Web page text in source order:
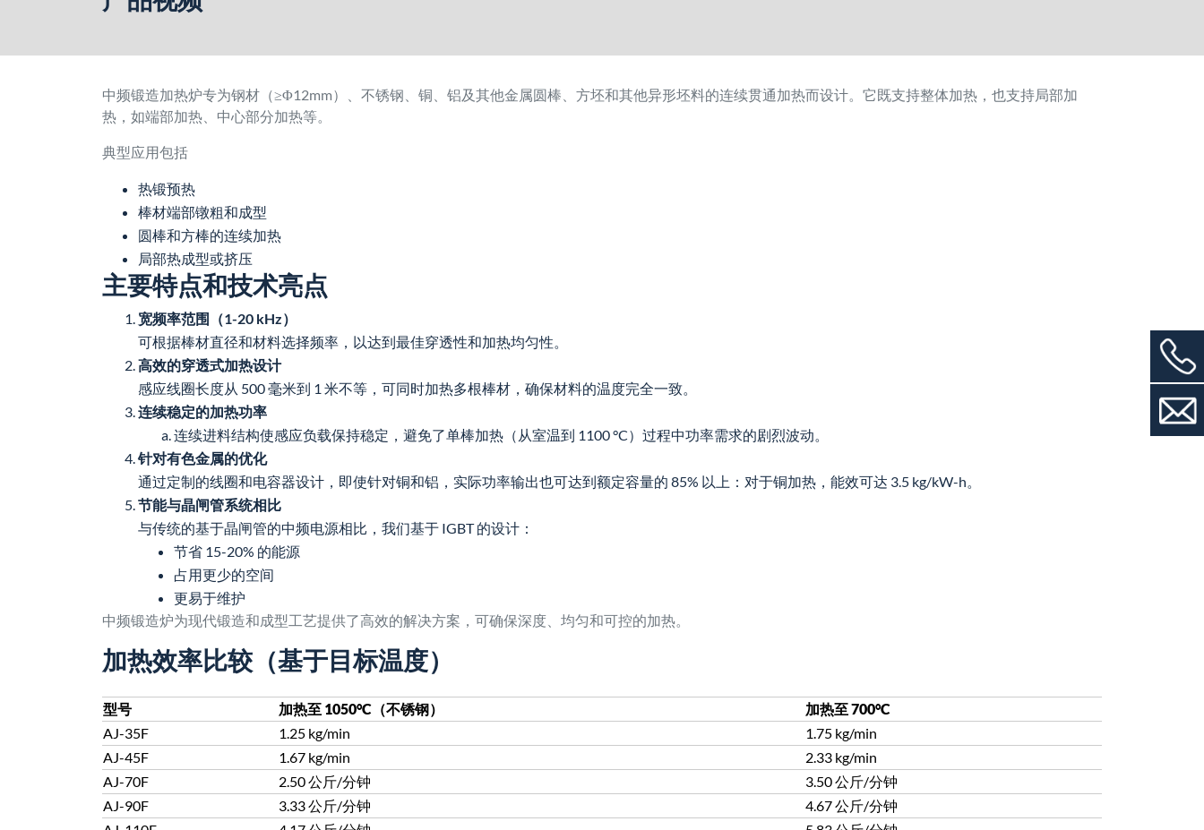
中频锻造加热炉专为钢材（≥Φ12mm）、不锈钢、铜、铝及其他金属圆棒、方坯和其他异形坯料的连续贯通加热而设计。它既支持整体加热，也支持局部加
热，如端部加热、中心部分加热等。
典型应用包括
热锻预热
棒材端部镦粗和成型
圆棒和方棒的连续加热
局部热成型或挤压
主要特点和技术亮点
宽频率范围（1-20 kHz）
可根据棒材直径和材料选择频率，以达到最佳穿透性和加热均匀性。
高效的穿透式加热设计
感应线圈长度从 500 毫米到 1 米不等，可同时加热多根棒材，确保材料的温度完全一致。
连续稳定的加热功率
连续进料结构使感应负载保持稳定，避免了单棒加热（从室温到 1100 °C）过程中功率需求的剧烈波动。
针对有色金属的优化
通过定制的线圈和电容器设计，即使针对铜和铝，实际功率输出也可达到额定容量的 85% 以上：对于铜加热，能效可达 3.5 kg/kW-h。
节能与晶闸管系统相比
与传统的基于晶闸管的中频电源相比，我们基于 IGBT 的设计：
节省 15-20% 的能源
占用更少的空间
更易于维护
中频锻造炉为现代锻造和成型工艺提供了高效的解决方案，可确保深度、均匀和可控的加热。
加热效率比较（基于目标温度）
型号 加热至 1050°C（不锈钢）
加热至 700°C
AJ-35F
1.25 kg/min
1.75 kg/min
AJ-45F
1.67 kg/min
2.33 kg/min
AJ-70F
2.50 公斤/分钟
3.50 公斤/分钟
AJ-90F
3.33 公斤/分钟
4.67 公斤/分钟